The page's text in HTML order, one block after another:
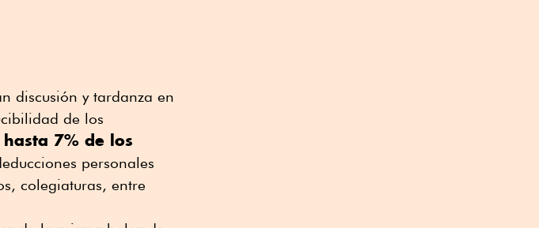
discusión y tardanza en
de los
7% de los
personales
colegiaturas, entre